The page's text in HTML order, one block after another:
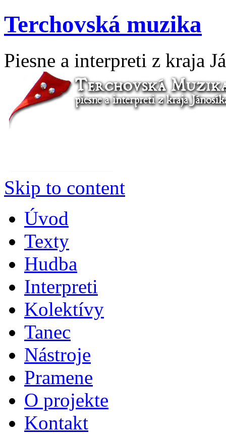
Terchovská muzika
Piesne a interpreti z kraja
Skip to content
Úvod
Texty
Hudba
Interpreti
Kolektívy
Tanec
Nástroje
Pramene
O projekte
Kontakt